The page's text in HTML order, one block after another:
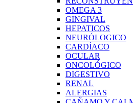
OMEGA 3
GINGIVAL
HEPATICOS
NEURÓLOGICO
CARDÍACO
OCULAR
ONCOLÓGICO
DIGESTIVO
RENAL
ALERGIAS